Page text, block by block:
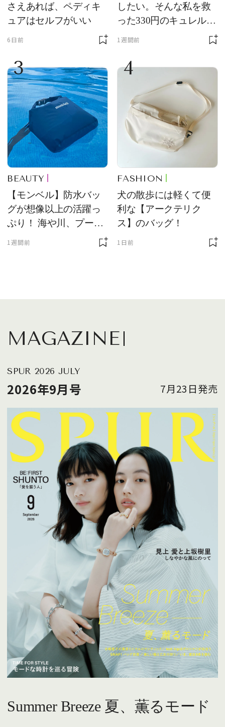
さえあれば、ペディキ
ュアはセルフがいい
6日前
したい。そんな私を救
った330円のキュレル名
1週間前
3
BEAUTY
【モンベル】防水バッ
グが想像以上の活躍っ
ぷり！ 海や川、プール
1週間前
4
FASHION
犬の散歩には軽くて便
利な【アークテリク
ス】のバッグ！
1日前
MAGAZINE
SPUR 2026 JULY
2026年9月号 7月23日発売
Summer Breeze 夏、薫るモード